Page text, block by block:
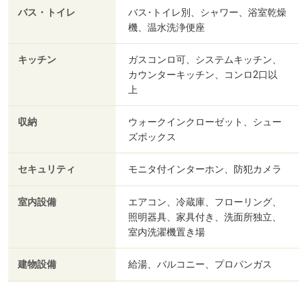
バス・トイレ
バス･トイレ別、シャワー、浴室乾燥
機、温水洗浄便座
キッチン
ガスコンロ可、システムキッチン、
カウンターキッチン、コンロ2口以
上
収納
ウォークインクローゼット、シュー
ズボックス
セキュリティ モニタ付インターホン、防犯カメラ
室内設備
エアコン、冷蔵庫、フローリング、
照明器具、家具付き、洗面所独立、
室内洗濯機置き場
建物設備 給湯、バルコニー、プロパンガス